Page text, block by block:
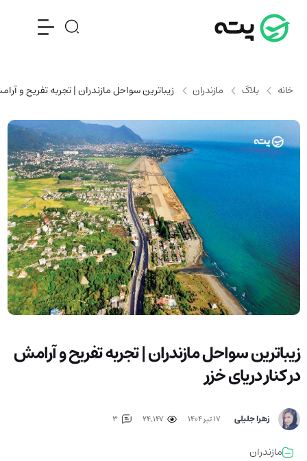
خانه بلاگ مازندران زیباترین سواحل مازندران | تجربه تفریح و
زیباترین سواحل مازندران | تجربه تفریح و آرامش
در کنار دریای خزر
زهرا جلیلی ۱۷ تیر ۱۴۰۴ 3
مازندران